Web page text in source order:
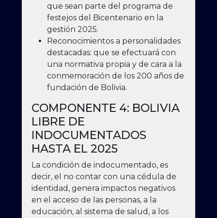
que sean parte del programa de
festejos del Bicentenario en la
gestión 2025.
Reconocimientos a personalidades
destacadas: que se efectuará con
una normativa propia y de cara a la
conmemoración de los 200 años de
fundación de Bolivia.
COMPONENTE 4: BOLIVIA
LIBRE DE
INDOCUMENTADOS
HASTA EL 2025
La condición de indocumentado, es
decir, el no contar con una cédula de
identidad, genera impactos negativos
en el acceso de las personas, a la
educación, al sistema de salud, a los